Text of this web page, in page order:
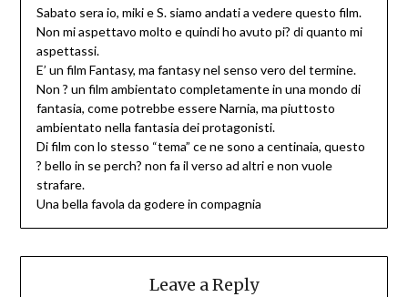
Sabato sera io, miki e S. siamo andati a vedere questo film.
Non mi aspettavo molto e quindi ho avuto pi? di quanto mi
aspettassi.
E’ un film Fantasy, ma fantasy nel senso vero del termine.
Non ? un film ambientato completamente in una mondo di
fantasia, come potrebbe essere Narnia, ma piuttosto
ambientato nella fantasia dei protagonisti.
Di film con lo stesso “tema” ce ne sono a centinaia, questo
? bello in se perch? non fa il verso ad altri e non vuole
strafare.
Una bella favola da godere in compagnia
Leave a Reply